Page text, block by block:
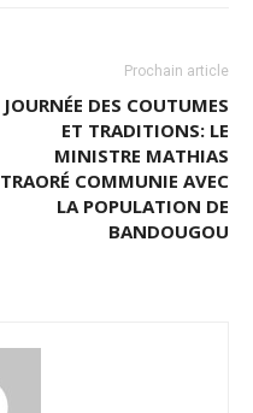
Prochain article
JOURNÉE DES COUTUMES
ET TRADITIONS: LE
MINISTRE MATHIAS
TRAORÉ COMMUNIE AVEC
LA POPULATION DE
BANDOUGOU